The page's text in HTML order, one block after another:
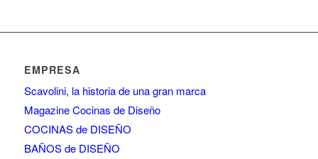
EMPRESA
Scavolini, la historia de una gran marca
Magazine Cocinas de Diseño
COCINAS de DISEÑO
BAÑOS de DISEÑO